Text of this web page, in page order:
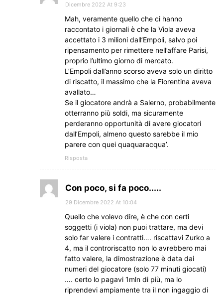
Dicembre 2022 At 9:23
Mah, veramente quello che ci hanno
raccontato i giornali è che la Viola aveva
accettato i 3 milioni dall’Empoli, salvo poi
ripensamento per rimettere nell’affare Parisi,
proprio l’ultimo giorno di mercato.
L’Empoli dall’anno scorso aveva solo un diritto
di riscatto, il massimo che la Fiorentina aveva
avallato…
Se il giocatore andrà a Salerno, probabilmente
otterranno più soldi, ma sicuramente
perderanno opportunità di avere giocatori
dall’Empoli, almeno questo sarebbe il mio
parere con quei quaquaracqua’.
Risposta
Con poco, si fa poco.....
29 Dicembre 2022 At 10:04
Quello che volevo dire, è che con certi
soggetti (i viola) non puoi trattare, ma devi
solo far valere i contratti…. riscattavi Zurko a
4, ma il controriscatto non lo avrebbero mai
fatto valere, la dimostrazione è data dai
numeri del giocatore (solo 77 minuti giocati)
…. certo lo pagavi 1mln di più, ma lo
riprendevi ampiamente tra il non ingaggio di